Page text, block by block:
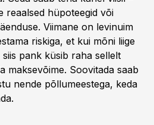
reaalsed hüpoteegid või
Viimane on levinuim
riskiga, et kui mõni liige
pank küsib raha sellelt
maksevõime. Soovitada saab
nende põllumeestega, keda